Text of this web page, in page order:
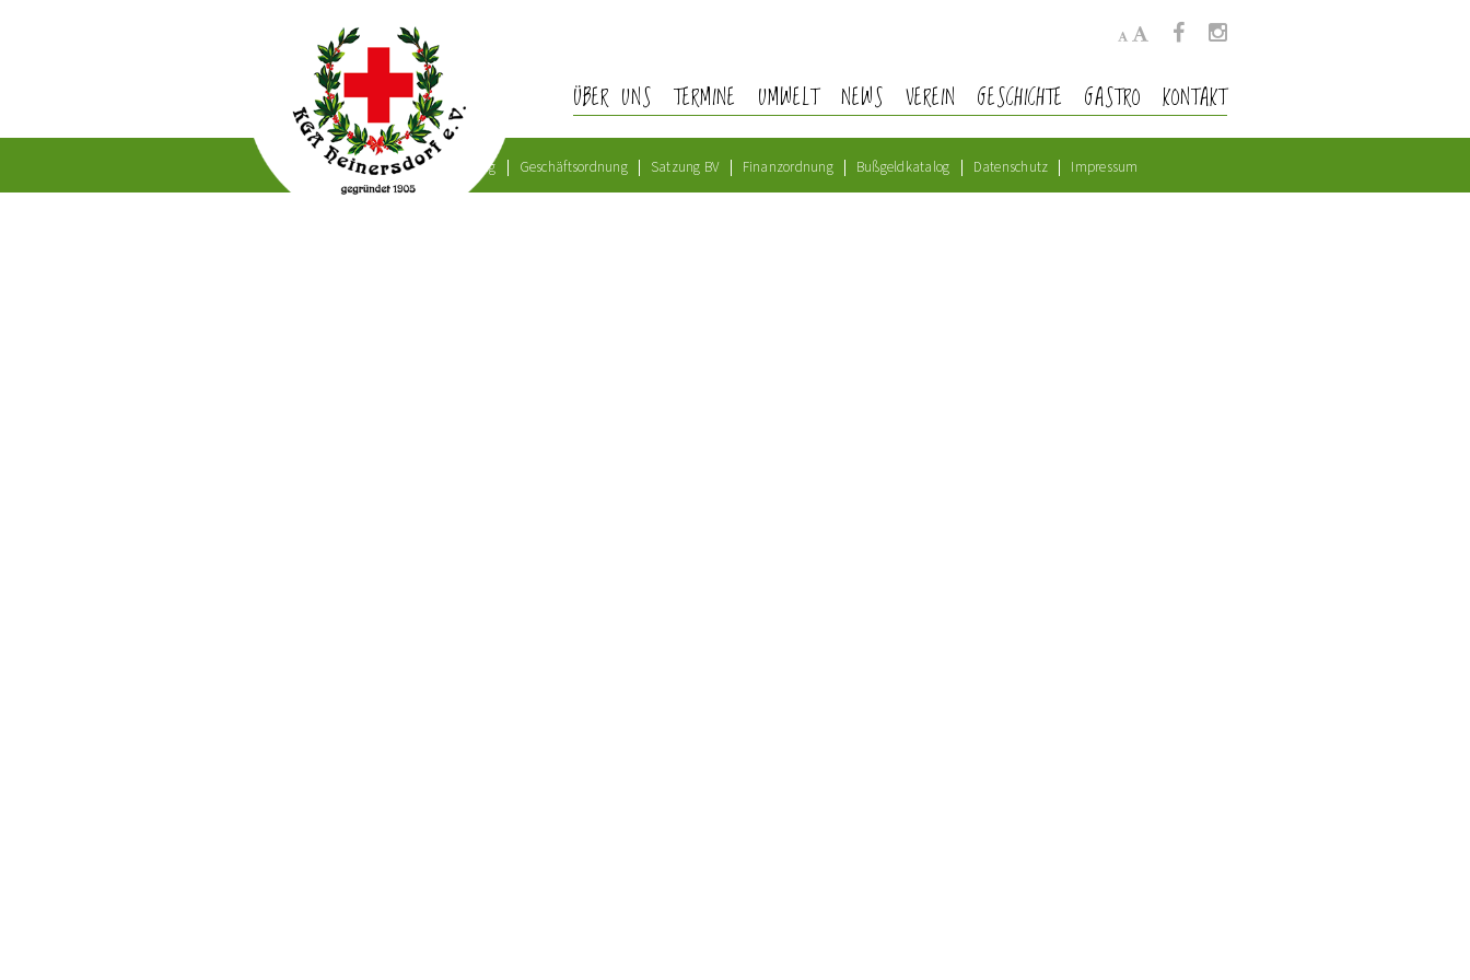
ÜBER UNS TERMINE UMWELT NEWS VEREIN GESCHICHTE GASTRO KONTAKT
Gartenordnung Satzung Geschäftsordnung Satzung BV Finanzordnung Bußgeldkatalog Datenschutz Impressum